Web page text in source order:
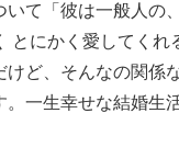
いて「彼は一般人の
とにかく愛してくれ
ど、そんなの関係
。一生幸せな結婚生